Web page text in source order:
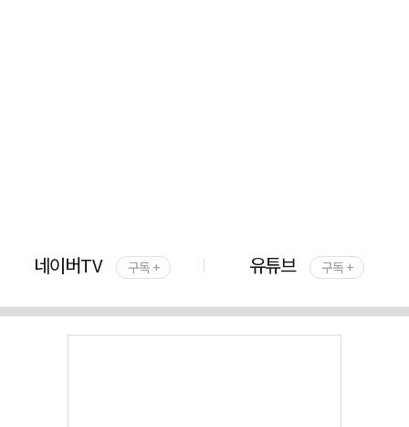
네이버TV 구독 + 유튜브 구독 +